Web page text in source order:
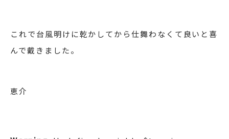
これで台風明けに乾かしてから仕舞わなくて良いと喜
んで戴きました。
恵介